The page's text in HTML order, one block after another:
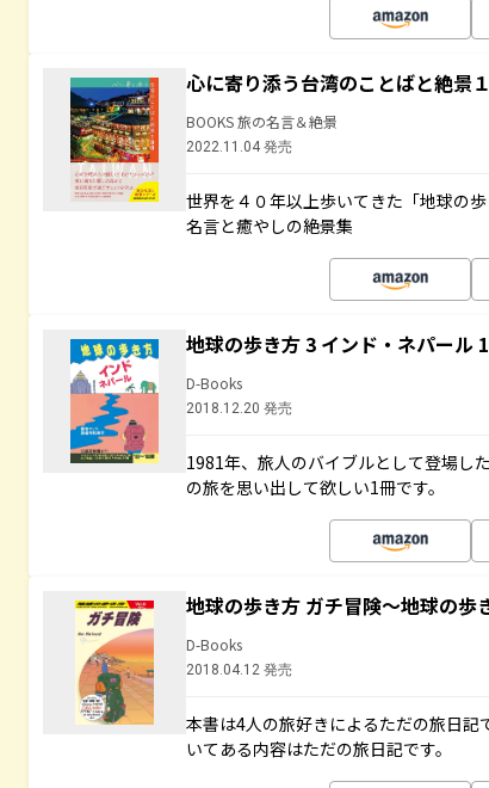
心に寄り添う台湾のことばと絶景
BOOKS 旅の名言＆絶景
2022.11.04 発売
世界を４０年以上歩いてきた「地球の
名言と癒やしの絶景集
地球の歩き方 3 インド・ネパール
D-Books
2018.12.20 発売
1981年、旅人のバイブルとして登場
の旅を思い出して欲しい1冊です。
地球の歩き方 ガチ冒険～地球の歩
D-Books
2018.04.12 発売
本書は4人の旅好きによるただの旅日
いてある内容はただの旅日記です。